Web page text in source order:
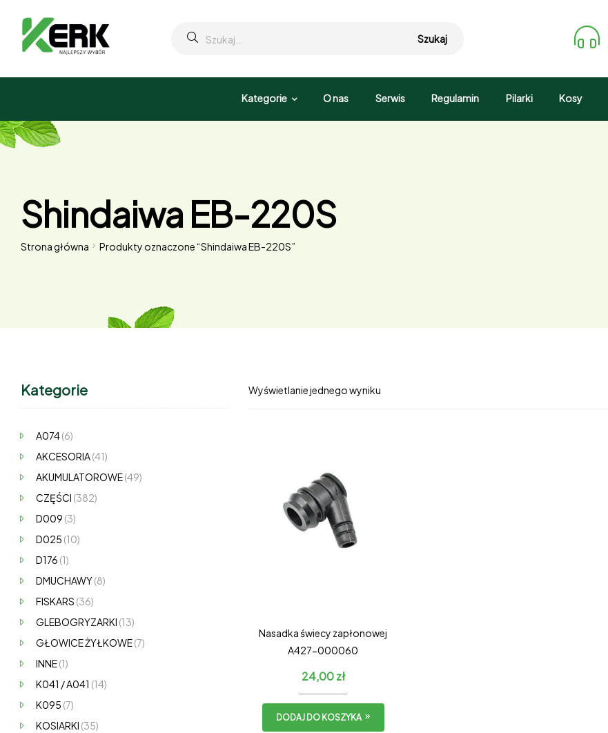
Szukaj
Kategorie O nas Serwis Regulamin Pilarki Kosy
Shindaiwa EB-220S
Strona główna Produkty oznaczone “Shindaiwa EB-220S”
Wyświetlanie jednego wyniku
Nasadka świecy zapłonowej
A427-000060
24,00zł
DODAJ DO KOSZYKA
Kategorie
A074(6)
AKCESORIA(41)
AKUMULATOROWE(49)
CZĘŚCI (382)
D009 (3)
D025 (10)
D176 (1)
DMUCHAWY(8)
FISKARS (36)
GLEBOGRYZARKI (13)
GŁOWICE ŻYŁKOWE(7)
INNE(1)
K041 / A041 (14)
K095 (7)
KOSIARKI (35)